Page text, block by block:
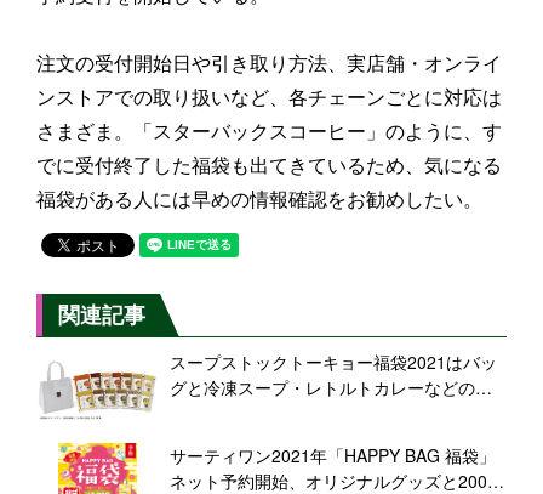
注文の受付開始日や引き取り方法、実店舗・オンライ
ンストアでの取り扱いなど、各チェーンごとに対応は
さまざま。「スターバックスコーヒー」のように、す
でに受付終了した福袋も出てきているため、気になる
福袋がある人には早めの情報確認をお勧めしたい。
関連記事
スープストックトーキョー福袋2021はバッ
グと冷凍スープ・レトルトカレーなどのセ
サーティワン2021年「HAPPY BAG 福袋」
ネット予約開始、オリジナルグッズと2000